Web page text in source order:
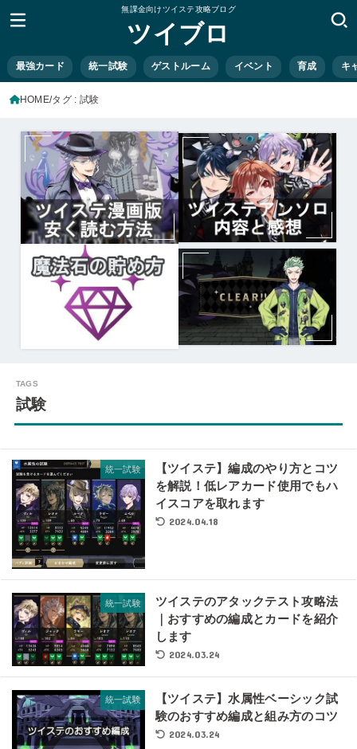
無課金向けツイステ攻略ブログ
ツイブロ
最強カード 統一試験 ゲストルーム イベント 育成 キ
HOME タグ : 試験
試験
統一試験
【ツイステ】編成のやり方とコツ
を解説！低レアカード使用でもハ
イスコアを取れます
2024.04.18
統一試験
ツイステのアタックテスト攻略法
｜おすすめの編成とカードを紹介
します
2024.03.24
統一試験
【ツイステ】水属性ベーシック試
験のおすすめ編成と組み方のコツ
2024.03.24